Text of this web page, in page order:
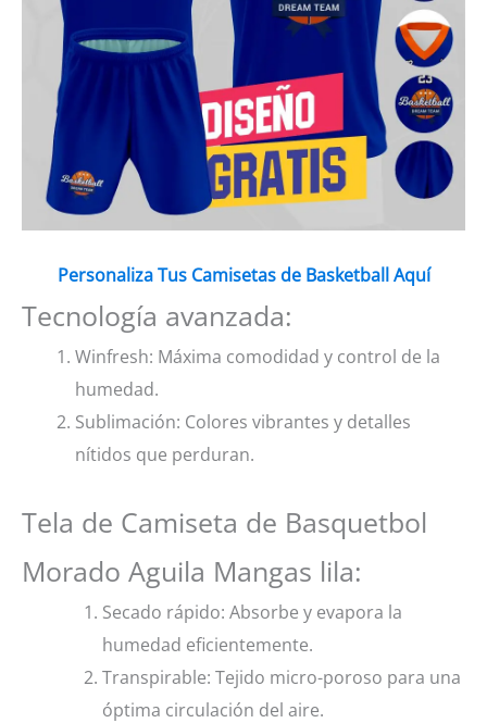
Personaliza Tus Camisetas de Basketball Aquí
Tecnología avanzada:
Winfresh: Máxima comodidad y control de la
humedad.
Sublimación: Colores vibrantes y detalles
nítidos que perduran.
Tela de Camiseta de Basquetbol
Morado Aguila Mangas lila:
Secado rápido: Absorbe y evapora la
humedad eficientemente.
Transpirable: Tejido micro-poroso para una
óptima circulación del aire.